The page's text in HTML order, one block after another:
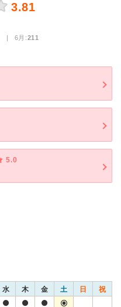
3.81
| 6月:211
5.0
水 木 金 土 日 祝